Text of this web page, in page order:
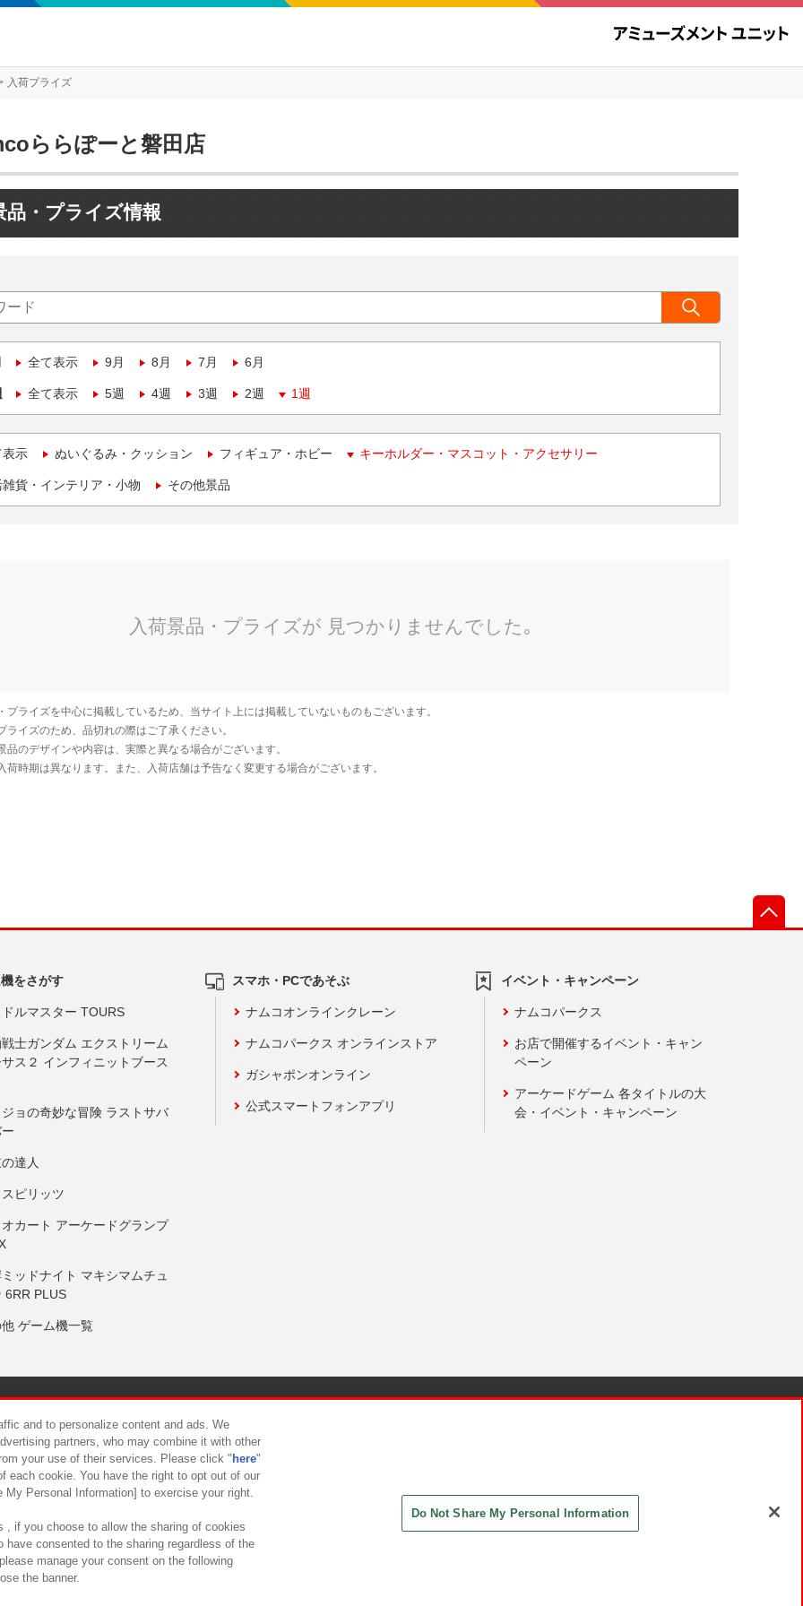
入荷プライズ
ららぽーと磐田店
品・プライズ情報
全て表示 9月 8月 7月 6月
全て表示 5週 4週 3週 2週 1週
表示 ぬいぐるみ・クッション フィギュア・ホビー キーホルダー・マスコット・アクセサリー
貨・インテリア・小物 その他景品
をさがす
ルマスター TOURS
士ガンダム エクストリーム
ス２ インフィニットブース
ョの奇妙な冒険 ラストサバ
達人
ピリッツ
カート アーケードグランプ
ッドナイト マキシマムチュ
6RR PLUS
ゲーム機一覧
スマホ・PCであそぶ
ナムコオンラインクレーン
ナムコパークス オンラインストア
ガシャポンオンライン
公式スマートフォンアプリ
イベント・キャンペーン
ナムコパークス
お店で開催するイベント・キャン
ペーン
アーケードゲーム 各タイトルの大
会・イベント・キャンペーン
について カスタマーハラスメント対応方針
and to personalize content and ads. We
partners, who may combine it with other
your use of their services. Please click " here"
each cookie. You have the right to opt out of our
Personal Information] to exercise your right.
, if you choose to allow the sharing of cookies
have consented to the sharing regardless of the
manage your consent on the following
the banner.
Do Not Share My Personal Information